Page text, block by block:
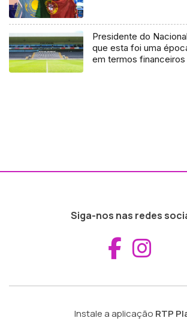
Presidente do
que esta foi uma
em termos financeiros
Siga-nos nas redes
Instale a aplicação RTP